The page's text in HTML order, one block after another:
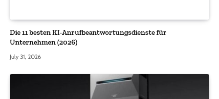
Die 11 besten KI-Anrufbeantwortungsdienste für
Unternehmen (2026)
July 31, 2026